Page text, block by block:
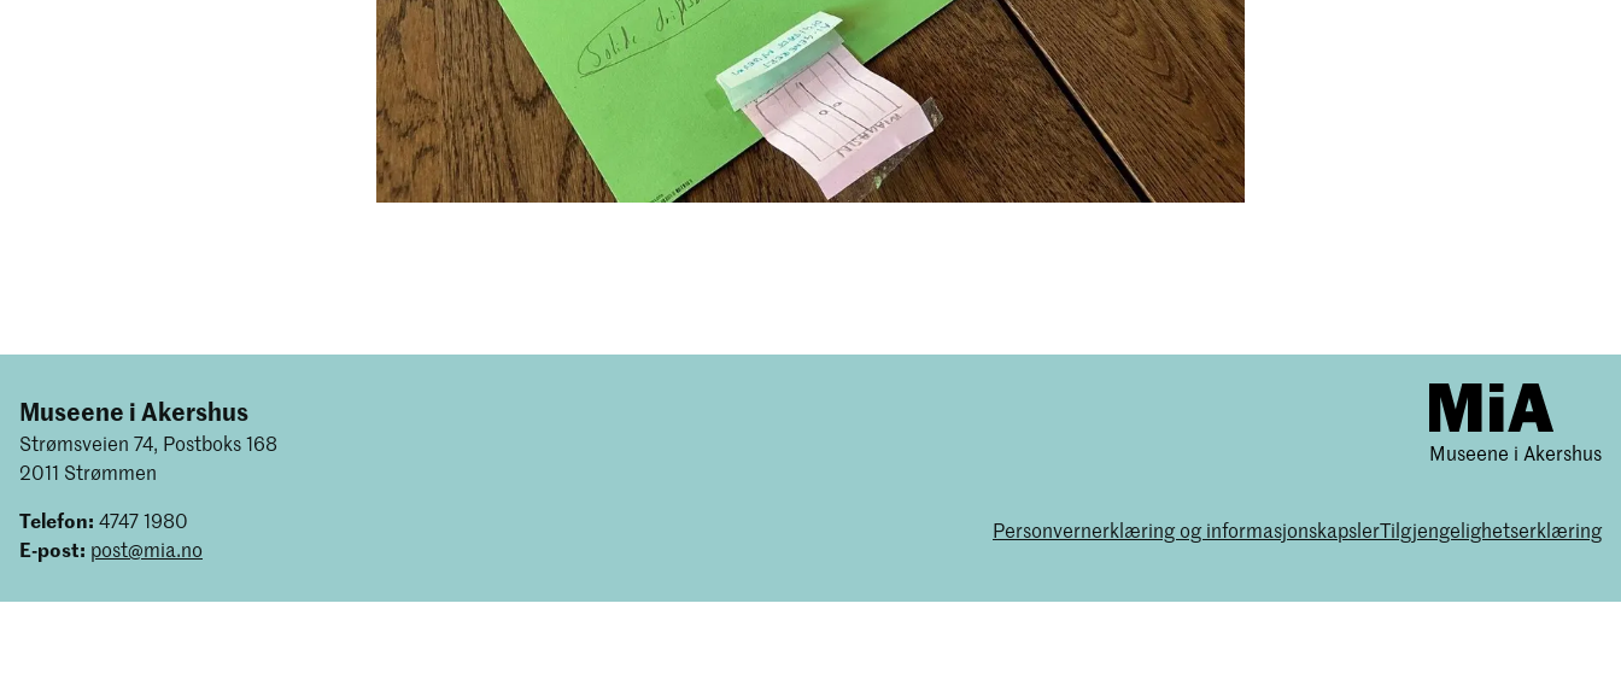
Museene i Akershus
Strømsveien 74, Postboks 168
2011 Strømmen
Telefon: 4747 1980
E-post: post@mia.no
Personvernerklæring og informasjonskapslerTilgjengelighetserklæring
Museene i Akershus